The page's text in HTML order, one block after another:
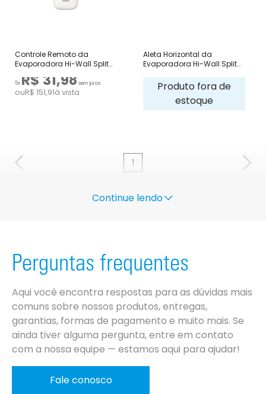
Controle Remoto da
Evaporadora Hi-Wall Split
5x R$ 31,98 sem juros
ouR$ 151,91à vista
Aleta Horizontal da
Evaporadora Hi-Wall Split
Produto fora de
estoque
1
Continue lendo
Perguntas frequentes
Aqui você encontra respostas para as dúvidas mais
comuns sobre nossos produtos, entregas,
garantias, formas de pagamento e muito mais. Se
ainda tiver alguma pergunta, entre em contato
com a nossa equipe — estamos aqui para ajudar!
Fale conosco